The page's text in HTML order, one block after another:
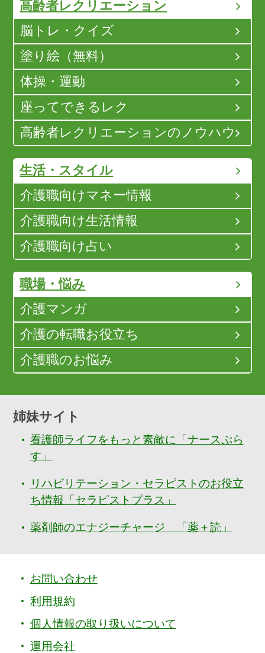
高齢者レクリエーション
脳トレ・クイズ
塗り絵（無料）
体操・運動
座ってできるレク
高齢者レクリエーションのノウハウ
生活・スタイル
介護職向けマネー情報
介護職向け生活情報
介護職向け占い
職場・悩み
介護マンガ
介護の転職お役立ち
介護職のお悩み
姉妹サイト
看護師ライフをもっと素敵に「ナースぷら
す」
リハビリテーション・セラピストのお役立
ち情報「セラピストプラス」
薬剤師のエナジーチャージ 「薬＋読」
お問い合わせ
利用規約
個人情報の取り扱いについて
運用会社